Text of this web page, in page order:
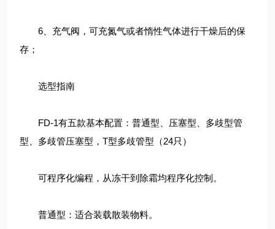
6、充气阀，可充氮气或者惰性气体进行干燥后的保
存；
选型指南
FD-1有五款基本配置：普通型、压塞型、多歧型管
型、多歧管压塞型，T型多歧管型（24只）
可程序化编程，从冻干到除霜均程序化控制。
普通型：适合装载散装物料。